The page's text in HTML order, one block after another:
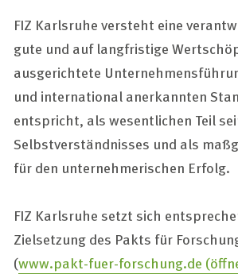
FIZ Karlsruhe versteht eine
gute und auf langfristige
ausgerichtete
und international anerkannten
entspricht, als wesentlichen Teil
Selbstverständnisses und als
für den unternehmerischen Erfolg.
FIZ Karlsruhe setzt sich
Zielsetzung des Pakts für
(www.pakt-fuer-forschung.de